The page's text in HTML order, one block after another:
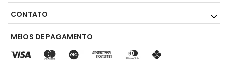
CONTATO
MEIOS DE PAGAMENTO